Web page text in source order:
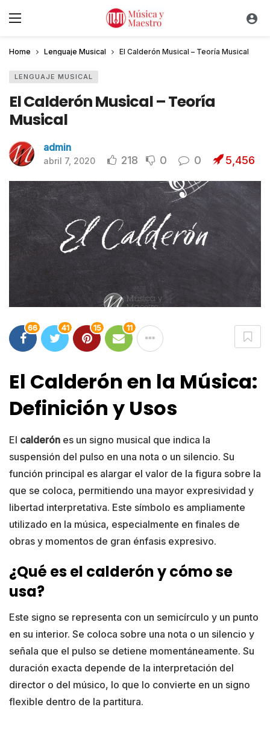
Home Lenguaje Musical El Calderón Musical – Teoría Musical
LENGUAJE MUSICAL
El Calderón Musical – Teoría
Musical
admin
abril 7, 2020 218 0 0 5,456
66 41 15 11
El Calderón en la Música:
Definición y Usos
El calderón es un signo musical que indica la
suspensión del pulso en una nota o un silencio. Su
función principal es alargar el valor de la figura sobre la
que se coloca, permitiendo una mayor expresividad y
libertad interpretativa. Este símbolo es ampliamente
utilizado en la música, especialmente en finales de
obras y momentos de gran énfasis expresivo.
¿Qué es el calderón y cómo se
usa?
Este signo se representa con un semicírculo y un punto
en su interior. Se coloca sobre una nota o un silencio y
señala que el pulso se detiene momentáneamente. Su
duración exacta depende de la interpretación del
director o del músico, lo que lo convierte en un signo
flexible dentro de la partitura.